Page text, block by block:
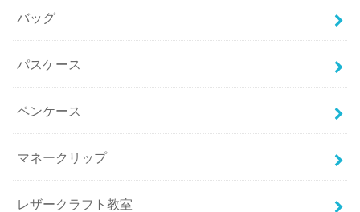
バッグ
パスケース
ペンケース
マネークリップ
レザークラフト教室